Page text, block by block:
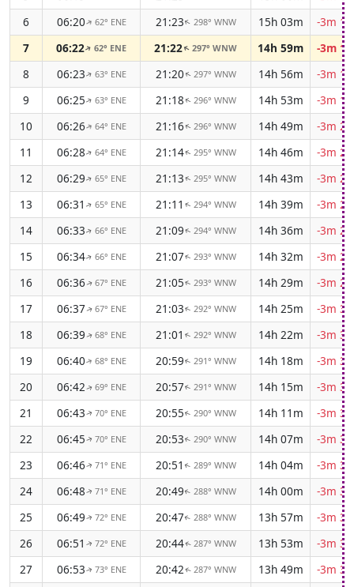
6
06:20↑ 62° ENE 21:23↑ 298° WNW 15h 03m
-3m
7
06:22↑62° ENE 21:22↑297° WNW 14h 59m
-3m
8
06:23↑ 63° ENE 21:20↑ 297° WNW 14h 56m
-3m
9
06:25↑ 63° ENE 21:18↑ 296° WNW 14h 53m
-3m
10
06:26↑ 64° ENE 21:16↑ 296° WNW 14h 49m
-3m
11
06:28↑ 64° ENE 21:14↑ 295° WNW 14h 46m
-3m
12
06:29↑ 65° ENE 21:13↑ 295° WNW 14h 43m
-3m
13
06:31 ↑ 65° ENE 21:11 ↑ 294° WNW 14h 39m
-3m
14
06:33↑ 66° ENE 21:09↑ 294° WNW 14h 36m
-3m
15
06:34↑ 66° ENE 21:07↑ 293° WNW 14h 32m
-3m
16
06:36↑ 67° ENE 21:05↑ 293° WNW 14h 29m
-3m
17
06:37↑ 67° ENE 21:03↑ 292° WNW 14h 25m
-3m
18
06:39↑ 68° ENE 21:01 ↑ 292° WNW 14h 22m
-3m
19
06:40↑ 68° ENE 20:59↑ 291° WNW 14h 18m
-3m
20
06:42↑ 69° ENE 20:57↑ 291° WNW 14h 15m
-3m
21
06:43↑ 70° ENE 20:55↑ 290° WNW 14h 11m
-3m
22
06:45↑ 70° ENE 20:53↑ 290° WNW 14h 07m
-3m
23
06:46↑ 71° ENE 20:51 ↑ 289° WNW 14h 04m
-3m
24
06:48↑ 71° ENE 20:49↑ 288° WNW 14h 00m
-3m
25
06:49↑ 72° ENE 20:47↑ 288° WNW 13h 57m
-3m
26
06:51 ↑ 72° ENE 20:44↑ 287° WNW 13h 53m
-3m
27
06:53↑ 73° ENE 20:42↑ 287° WNW 13h 49m
-3m